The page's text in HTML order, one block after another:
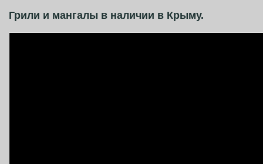
Грили и мангалы в наличии в Крыму.